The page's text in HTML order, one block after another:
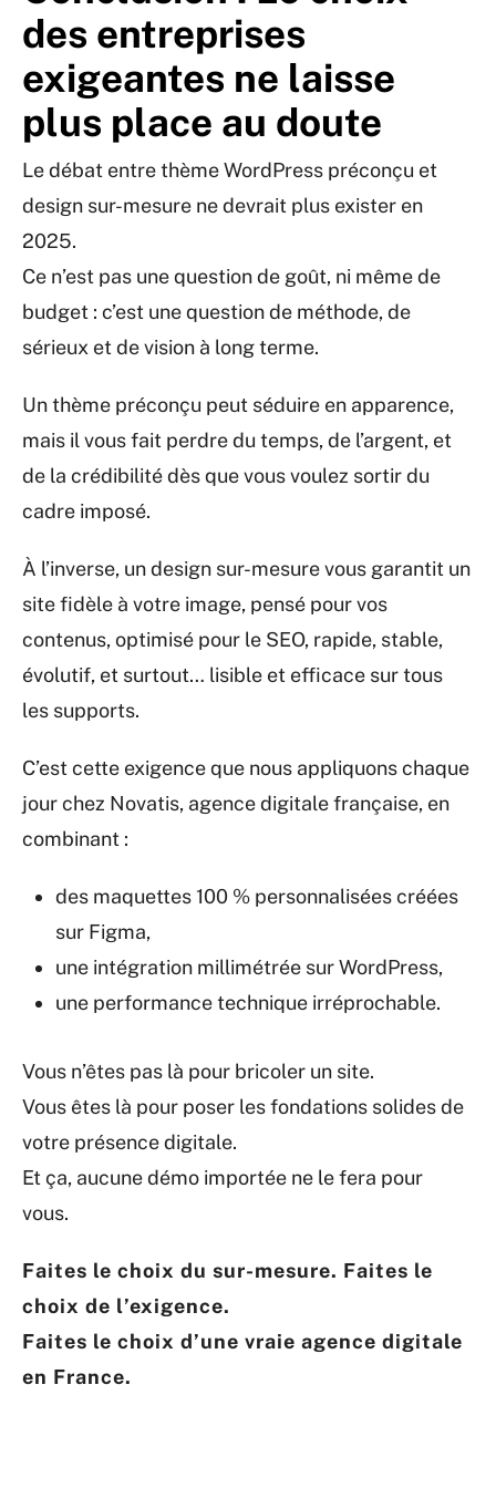
des entreprises
exigeantes ne laisse
plus place au doute
Le débat entre thème WordPress préconçu et
design sur-mesure ne devrait plus exister en
2025.
Ce n’est pas une question de goût, ni même de
budget : c’est une question de méthode, de
sérieux et de vision à long terme.
Un thème préconçu peut séduire en apparence,
mais il vous fait perdre du temps, de l’argent, et
de la crédibilité dès que vous voulez sortir du
cadre imposé.
À l’inverse, un design sur-mesure vous garantit un
site fidèle à votre image, pensé pour vos
contenus, optimisé pour le SEO, rapide, stable,
évolutif, et surtout… lisible et efficace sur tous
les supports.
C’est cette exigence que nous appliquons chaque
jour chez Novatis, agence digitale française, en
combinant :
des maquettes 100 % personnalisées créées
sur Figma,
une intégration millimétrée sur WordPress,
une performance technique irréprochable.
Vous n’êtes pas là pour bricoler un site.
Vous êtes là pour poser les fondations solides de
votre présence digitale.
Et ça, aucune démo importée ne le fera pour
vous.
Faites le choix du sur-mesure. Faites le
choix de l’exigence.
Faites le choix d’une vraie agence digitale
en France.